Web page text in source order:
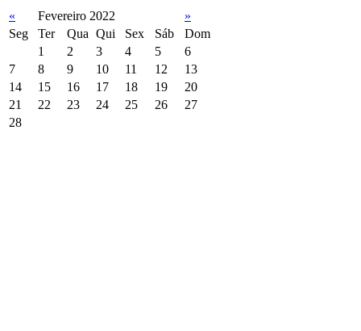
« Fevereiro 2022
»
Seg
Ter Qua Qui Sex Sáb
Dom
1
2 3 4 5
6
7
8 9 10 11 12
13
14
15 16 17 18 19
20
21
22 23 24 25 26
27
28